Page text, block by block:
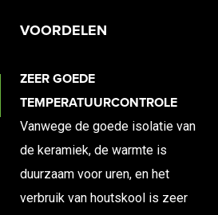
VOORDELEN
ZEER GOEDE
TEMPERATUURCONTROLE
Vanwege de goede isolatie van
de keramiek, de warmte is
duurzaam voor uren, en het
verbruik van houtskool is zeer